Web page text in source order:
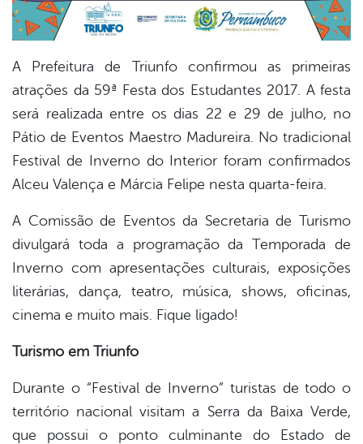
A Prefeitura de Triunfo confirmou as primeiras
atrações da 59ª Festa dos Estudantes 2017. A festa
será realizada entre os dias 22 e 29 de julho, no
Pátio de Eventos Maestro Madureira. No tradicional
Festival de Inverno do Interior foram confirmados
Alceu Valença e Márcia Felipe nesta quarta-feira.
A Comissão de Eventos da Secretaria de Turismo
divulgará toda a programação da Temporada de
Inverno com apresentações culturais, exposições
literárias, dança, teatro, música, shows, oficinas,
cinema e muito mais. Fique ligado!
Turismo em Triunfo
Durante o “Festival de Inverno” turistas de todo o
território nacional visitam a Serra da Baixa Verde,
que possui o ponto culminante do Estado de